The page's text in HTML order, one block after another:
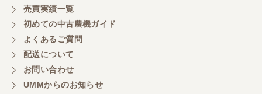
東京都／もっくん
担当者さんの対応が素晴らしい！ とても気分の良
しています。
売買実績一覧
初めての中古農機ガイド
よくあるご質問
配送について
お問い合わせ
UMMからのお知らせ